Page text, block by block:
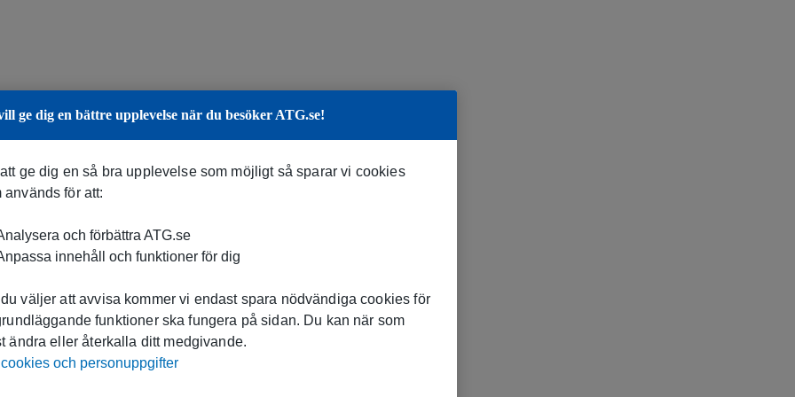
ge dig en bättre upplevelse när du besöker ATG.se!
ge dig en så bra upplevelse som möjligt så sparar vi cookies
används för att:
och förbättra ATG.se
innehåll och funktioner för dig
väljer att avvisa kommer vi endast spara nödvändiga cookies för
funktioner ska fungera på sidan. Du kan när som
ändra eller återkalla ditt medgivande.
och personuppgifter